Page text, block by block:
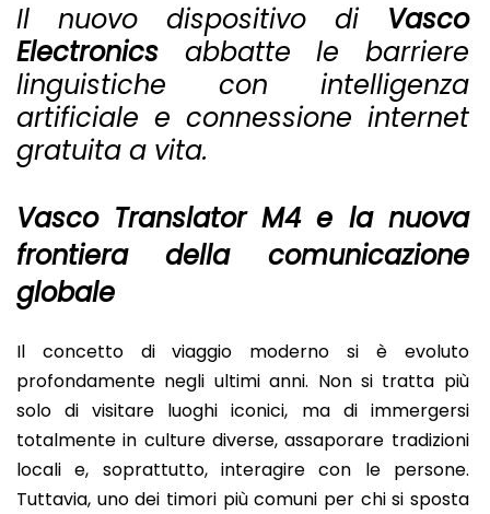
Il nuovo dispositivo di Vasco
Electronics abbatte le barriere
linguistiche con intelligenza
artificiale e connessione internet
gratuita a vita.
Vasco Translator M4 e la nuova
frontiera della comunicazione
globale
Il concetto di viaggio moderno si è evoluto
profondamente negli ultimi anni. Non si tratta più
solo di visitare luoghi iconici, ma di immergersi
totalmente in culture diverse, assaporare tradizioni
locali e, soprattutto, interagire con le persone.
Tuttavia, uno dei timori più comuni per chi si sposta